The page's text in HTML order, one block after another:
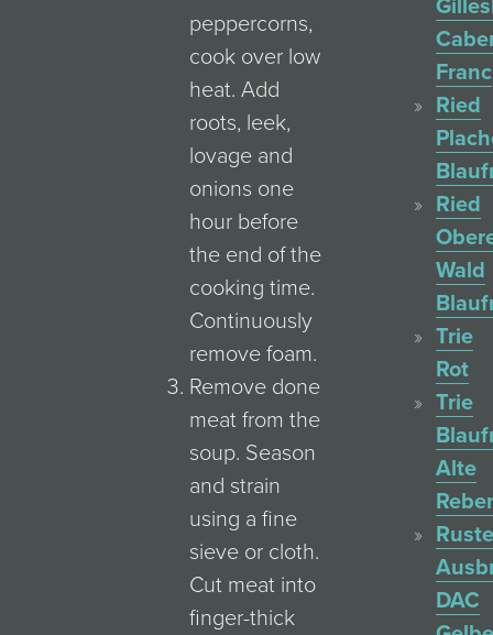
peppercorns,
cook over low
heat. Add
roots, leek,
lovage and
onions one
hour before
the end of the
cooking time.
Continuously
remove foam.
Remove done
meat from the
soup. Season
and strain
using a fine
sieve or cloth.
Cut meat into
finger-thick
Franc
Ried
Ried
Wald
Trie
Rot
Trie
Alte
DAC